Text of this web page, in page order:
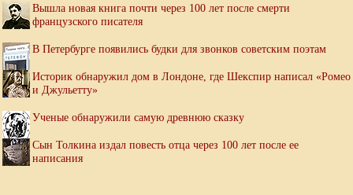
Вышла новая книга почти через 100 лет после смерти
французского писателя
В Петербурге появились будки для звонков советским поэтам
Историк обнаружил дом в Лондоне, где Шекспир написал «Ромео
и Джульетту»
Ученые обнаружили самую древнюю сказку
Сын Толкина издал повесть отца через 100 лет после ее
написания